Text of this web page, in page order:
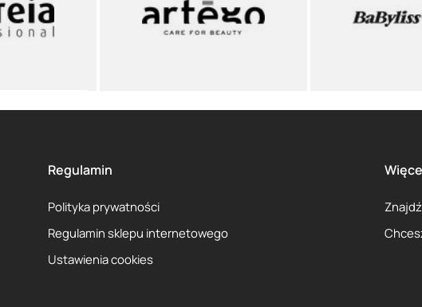
Regulamin
Polityka prywatności
Regulamin sklepu internetowego
Ustawienia cookies